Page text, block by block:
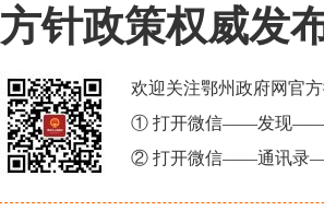
方针政策权威发
欢迎关注鄂州政府网官
① 打开微信——发现——
② 打开微信——通讯录